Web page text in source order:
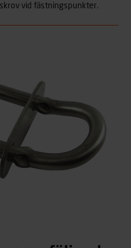
vid fästningspunkter.